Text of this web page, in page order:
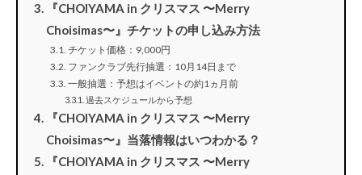
『CHOIYAMA in クリスマス 〜Merry
Choisimas〜』チケットの申し込み方法
チケット価格：9,000円
ファンクラブ先行抽選：10月14日まで
一般抽選：予想はイベントの約1ヵ月前
過去スケジュールから予想
『CHOIYAMA in クリスマス 〜Merry
Choisimas〜』当落情報はいつわかる？
『CHOIYAMA in クリスマス 〜Merry